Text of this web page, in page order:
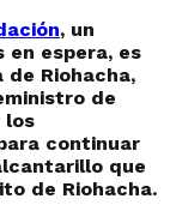
, un
en espera, es
Riohacha,
de
los
continuar
que
de Riohacha.